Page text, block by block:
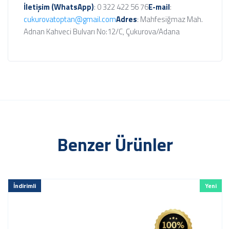
İletişim (WhatsApp): 0 322 422 56 76E-mail:
cukurovatoptan@gmail.comAdres: Mahfesiğmaz Mah.
Adnan Kahveci Bulvarı No:12/C, Çukurova/Adana
Benzer Ürünler
Yeni
İndirimli